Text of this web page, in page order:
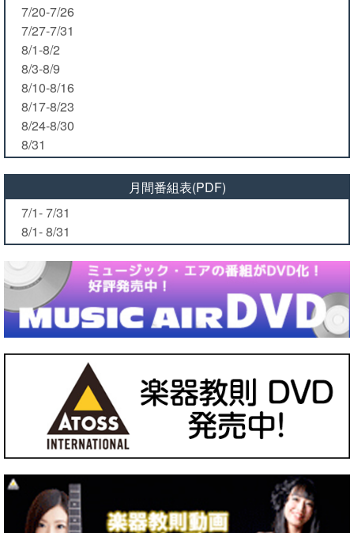
7/20-7/26
7/27-7/31
8/1-8/2
8/3-8/9
8/10-8/16
8/17-8/23
8/24-8/30
8/31
月間番組表(PDF)
7/1- 7/31
8/1- 8/31